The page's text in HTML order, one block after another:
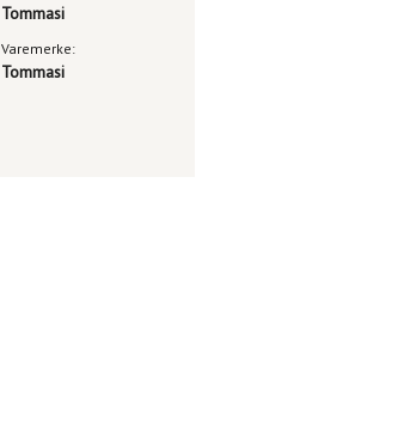
Tommasi
Varemerke:
Tommasi